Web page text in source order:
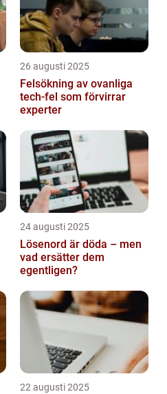
26 augusti 2025
Felsökning av ovanliga
tech‑fel som förvirrar
experter
24 augusti 2025
Lösenord är döda – men
vad ersätter dem
egentligen?
22 augusti 2025